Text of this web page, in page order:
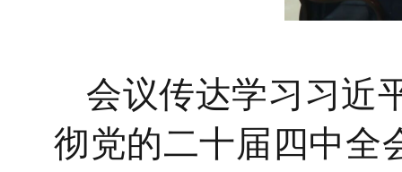
会议传达学习习近
彻党的二十届四中全